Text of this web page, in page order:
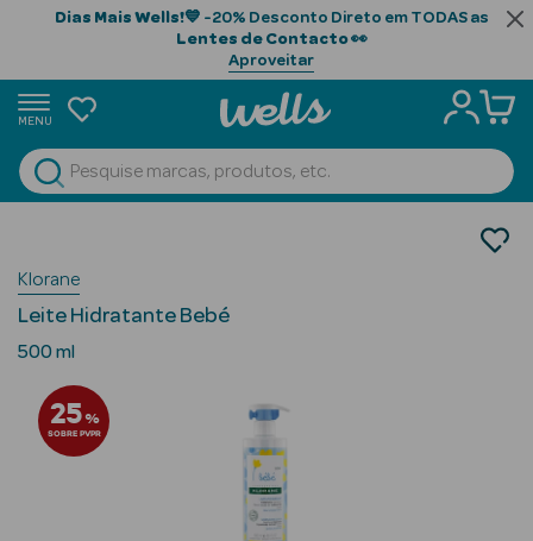
Dias Mais Wells!💙 -20% Desconto Direto em TODAS as
Lentes de Contacto👀
Aproveitar
MENU
Ver Tudo
Beauty Season
Cabelo
Beauty Season
Cosmética
Hidratantes Rosto
Klorane
Leite Hidratante Bebé
500 ml
25%
SOBRE PVPR